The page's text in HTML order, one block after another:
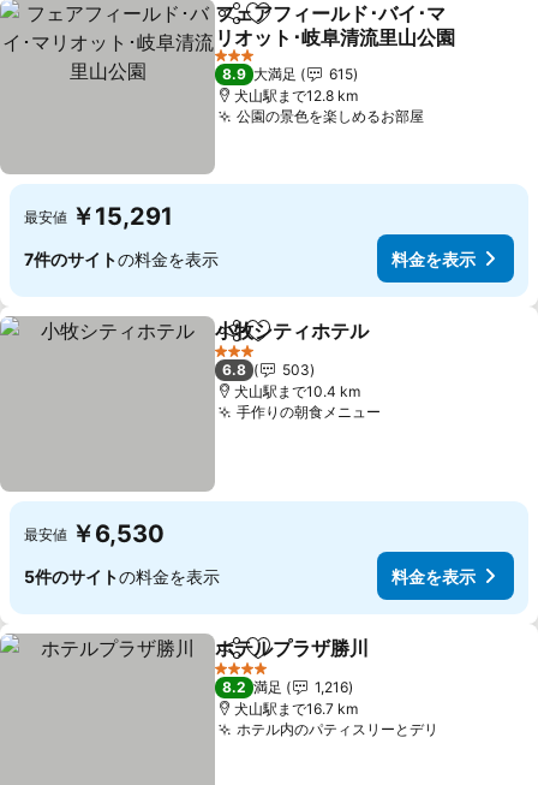
シェアお気に入りに追加
フェアフィールド･バイ･マ
リオット･岐阜清流里山公園
3 ホテルのランク
8.9 大満足
615
犬山駅まで12.8 km
公園の景色を楽しめるお部屋
最安値 ￥15,291
7件のサイトの料金を表示 料金を表示
シェアお気に入りに追加
小牧シティホテル
3 ホテルのランク
6.8
503
犬山駅まで10.4 km
手作りの朝食メニュー
最安値 ￥6,530
5件のサイトの料金を表示 料金を表示
シェアお気に入りに追加
ホテルプラザ勝川
4 ホテルのランク
8.2 満足
1,216
犬山駅まで16.7 km
ホテル内のパティスリーとデリ